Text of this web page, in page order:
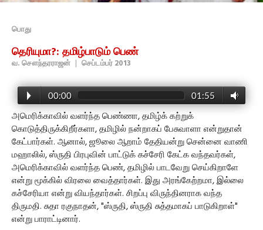
பொது
தெரியுமா?: தமிழ்பாடும் பெண்
வ. சௌந்தரராஜன் | செப்டம்பர் 2013
00:00 01:55
அமெரிக்காவில் வளர்ந்த பெண்ணா, தமிழ்க் கற்றுக்
கொடுத்திருக்கிறீர்களா, தமிழில் நன்றாகப் பேசுவாளா என்றுதான்
கேட்பார்கள். ஆனால், ஜூலை ஆறாம் தேதியன்று சென்னை வாணி
மஹாலில், ஸ்ருதி பிரபுவின் பாட்டுக் கச்சேரி கேட்க வந்தவர்கள்,
அமெரிக்காவில் வளர்ந்த பெண், தமிழில் பாடவேறு செய்கிறாளே
என்று மூக்கில் விரலை வைத்தார்கள். இது அரங்கேற்றமா, இல்லை
கச்சேரியா என்று வியந்தார்கள். சிறப்பு விருந்தினராக வந்த
திருமதி. சுதா ரகுநாதன், "ஸ்ருதி, ஸ்ருதி சுத்தமாகப் பாடுகிறாள்"
என்று பாராட்டினார்.